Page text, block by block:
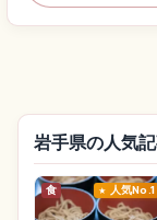
岩手県の人気
食 人気No.1